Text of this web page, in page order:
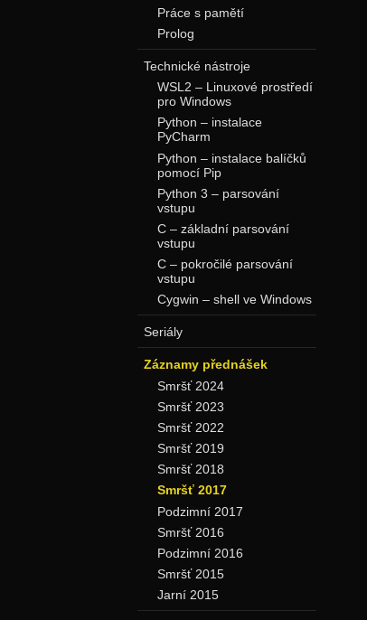
Práce s pamětí
Prolog
Technické nástroje
WSL2 – Linuxové prostředí
pro Windows
Python – instalace
PyCharm
Python – instalace balíčků
pomocí Pip
Python 3 – parsování
vstupu
C – základní parsování
vstupu
C – pokročilé parsování
vstupu
Cygwin – shell ve Windows
Seriály
Záznamy přednášek
Smršť 2024
Smršť 2023
Smršť 2022
Smršť 2019
Smršť 2018
Smršť 2017
Podzimní 2017
Smršť 2016
Podzimní 2016
Smršť 2015
Jarní 2015